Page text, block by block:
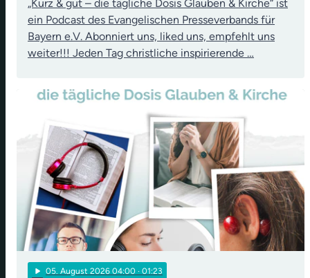
„Kurz & gut – die tägliche Dosis Glauben & Kirche“ ist
ein Podcast des Evangelischen Presseverbands für
Bayern e.V. Abonniert uns, liked uns, empfehlt uns
weiter!!! Jeden Tag christliche inspirierende …
play_arrow 05. August 2026 04:00 · 01:23